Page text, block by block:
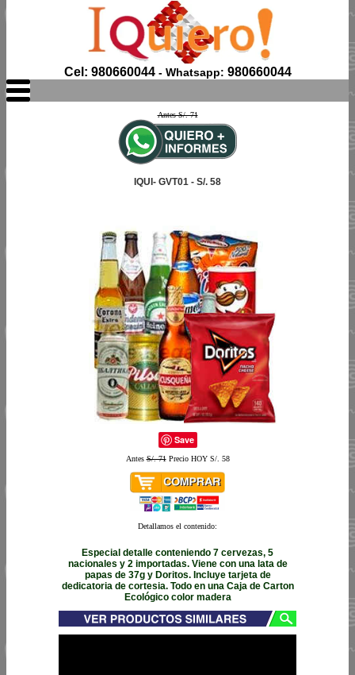
Cel: 980660044- Whatsapp: 980660044
Antes S/. 71
IQUI- GVT01 - S/. 58
Save
AntesS/. 71Precio HOY S/. 58
Detallamos el contenido:
Especial detalle conteniendo 7 cervezas, 5
nacionales y 2 importadas. Viene con una lata de
papas de 37g y Doritos. Incluye tarjeta de
dedicatoria de cortesia. Todo en una Caja de Carton
Ecológico color madera